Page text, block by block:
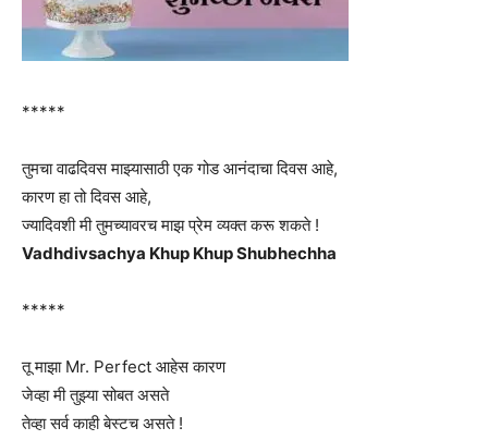
*****
तुमचा वाढदिवस माझ्यासाठी एक गोड आनंदाचा दिवस आहे,
कारण हा तो दिवस आहे,
ज्यादिवशी मी तुमच्यावरच माझ प्रेम व्यक्त करू शकते !
Vadhdivsachya Khup Khup Shubhechha
*****
तू माझा Mr. Perfect आहेस कारण
जेव्हा मी तुझ्या सोबत असते
तेव्हा सर्व काही बेस्टच असते !